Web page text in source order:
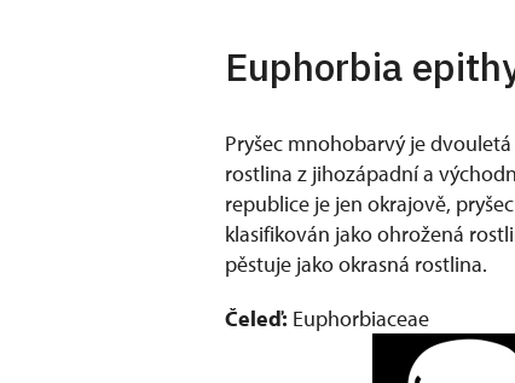
Euphorbia
Pryšec mnohobarvý je
rostlina z jihozápadní a
republice je jen okrajově,
klasifikován jako ohrožená
pěstuje jako okrasná rostlina.
Čeleď: Euphorbiaceae